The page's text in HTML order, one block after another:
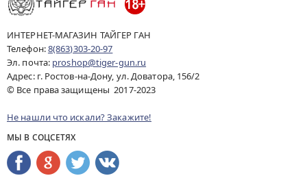
ИНТЕРНЕТ-МАГАЗИН ТАЙГЕР ГАН
Телефон:8(863)303-20-97
Эл. почта: proshop@tiger-gun.ru
Адрес: г. Ростов-на-Дону, ул. Доватора, 156/2
© Все права защищены 2017-2023
Не нашли что искали? Закажите!
МЫ В СОЦСЕТЯХ